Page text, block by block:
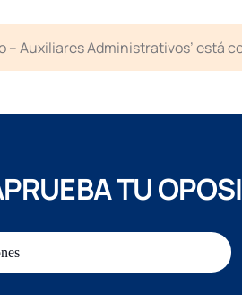
– Auxiliares Administrativos’ está
TU